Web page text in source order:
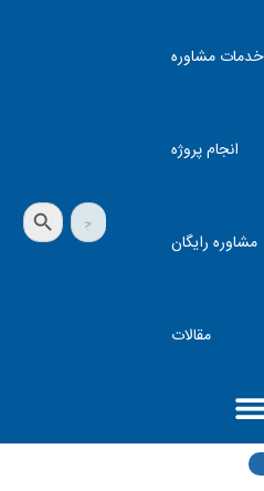
خدمات مشاوره
انجام پروژه
مشاوره رایگان
مقالات
جستجو
برای:
دکمه جستجو